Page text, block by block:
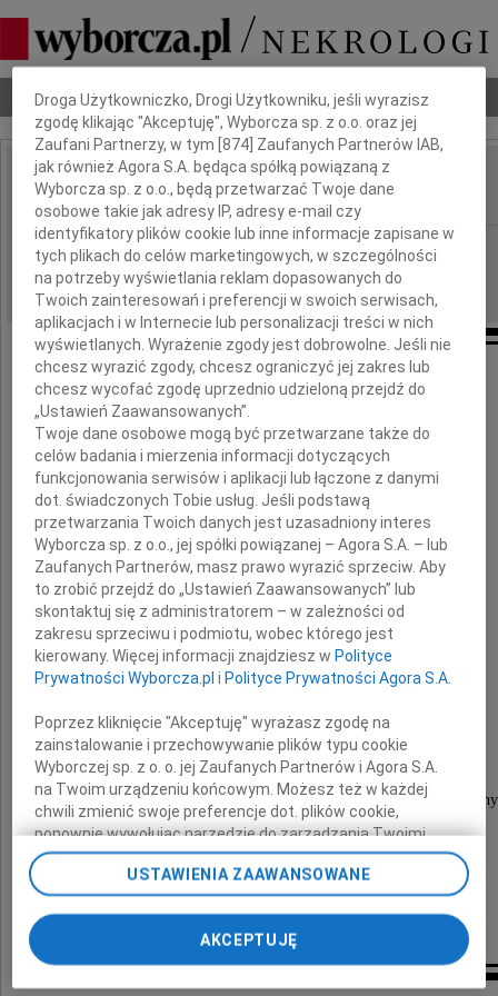
Nekrologi Odeszli Poradnik pogrzebowy
IMIĘ I NAZWISKO: Ewa Klimkowska
REGION: Warszawa
DATA EMISJI: 10.04.2010
W dniu 5 kwietnia 2010 roku zmarła
Ewa Klimkowska
"... świat będzie uboższy
o te trochę miłości
w otwarte okno..."
Nabożeństwo żałobne odbędzie się
16 kwietnia 2010 roku o godzinie 12.00
w kościele św. Wincentego na Bródnie
O czym zawiadamiają z głębokim żalem
Dbamy o Twoją prywatność
Droga Użytkowniczko, Drogi Użytkowniku, jeśli wyrazisz
zgodę klikając "Akceptuję", Wyborcza sp. z o.o. oraz jej
Zaufani Partnerzy, w tym [874 ] Zaufanych Partnerów IAB,
jak również Agora S.A. będąca spółką powiązaną z
Wyborcza sp. z o.o., będą przetwarzać Twoje dane
osobowe takie jak adresy IP, adresy e-mail czy
identyfikatory plików cookie lub inne informacje zapisane w
tych plikach do celów marketingowych, w szczególności
na potrzeby wyświetlania reklam dopasowanych do
Twoich zainteresowań i preferencji w swoich serwisach,
aplikacjach i w Internecie lub personalizacji treści w nich
wyświetlanych. Wyrażenie zgody jest dobrowolne. Jeśli nie
chcesz wyrazić zgody, chcesz ograniczyć jej zakres lub
chcesz wycofać zgodę uprzednio udzieloną przejdź do
„Ustawień Zaawansowanych”.
Twoje dane osobowe mogą być przetwarzane także do
celów badania i mierzenia informacji dotyczących
funkcjonowania serwisów i aplikacji lub łączone z danymi
dot. świadczonych Tobie usług. Jeśli podstawą
przetwarzania Twoich danych jest uzasadniony interes
Wyborcza sp. z o.o., jej spółki powiązanej – Agora S.A. – lub
Zaufanych Partnerów, masz prawo wyrazić sprzeciw. Aby
to zrobić przejdź do „Ustawień Zaawansowanych” lub
skontaktuj się z administratorem – w zależności od
zakresu sprzeciwu i podmiotu, wobec którego jest
kierowany. Więcej informacji znajdziesz w Polityce
Prywatności Wyborcza.pl i Polityce Prywatności Agora S.A.
Poprzez kliknięcie "Akceptuję" wyrażasz zgodę na
zainstalowanie i przechowywanie plików typu cookie
Wyborczej sp. z o. o. jej Zaufanych Partnerów i Agora S.A.
na Twoim urządzeniu końcowym. Możesz też w każdej
chwili zmienić swoje preferencje dot. plików cookie,
ponownie wywołując narzędzie do zarządzania Twoimi
preferencjami dot. przetwarzania danych poprzez
odnośnik „Ustawienia prywatności” w stopce serwisu i
przechodząc do sekcji „Ustawienia zaawansowane”.
Zmiana ustawień plików cookie możliwa jest także za
pomocą ustawień przeglądarki.
My, nasi Zaufani Partnerzy i Agora S.A. możemy
USTAWIENIA ZAAWANSOWANE
AKCEPTUJĘ